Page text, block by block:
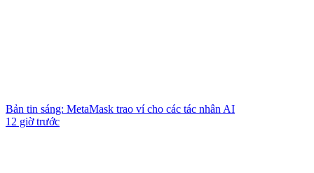
Bản tin sáng: MetaMask trao ví cho các tác nhân AI
12 giờ trước